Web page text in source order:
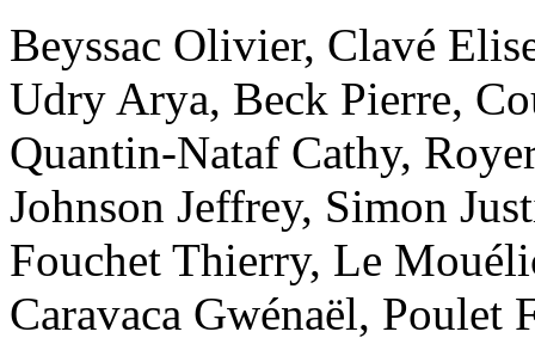
Beyssac Olivier, Clavé
Udry Arya, Beck Pierre,
Quantin-Nataf Cathy,
Johnson Jeffrey, Simon
Fouchet Thierry, Le
Caravaca Gwénaël, Poulet